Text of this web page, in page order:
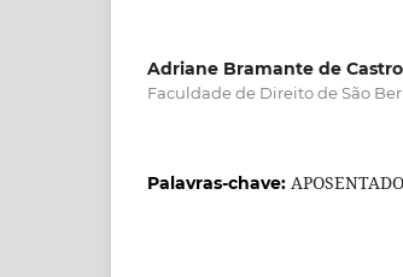
Adriane Bramante de
Faculdade de Direito de São
Palavras-chave: